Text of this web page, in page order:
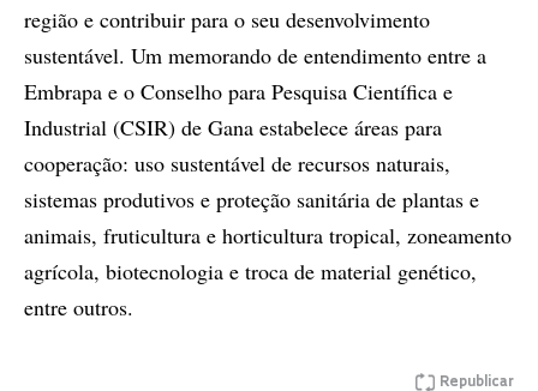
região e contribuir para o seu desenvolvimento
sustentável. Um memorando de entendimento entre a
Embrapa e o Conselho para Pesquisa Científica e
Industrial (CSIR) de Gana estabelece áreas para
cooperação: uso sustentável de recursos naturais,
sistemas produtivos e proteção sanitária de plantas e
animais, fruticultura e horticultura tropical, zoneamento
agrícola, biotecnologia e troca de material genético,
entre outros.
Republicar